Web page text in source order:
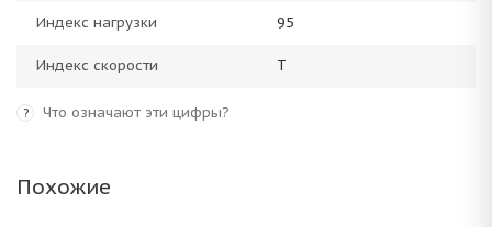
Индекс нагрузки 95
Индекс скорости T
? Что означают эти цифры?
Похожие